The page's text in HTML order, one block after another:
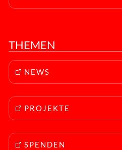
THEMEN
NEWS
PROJEKTE
SPENDEN